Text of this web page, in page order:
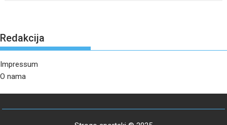
Redakcija
Impressum
O nama